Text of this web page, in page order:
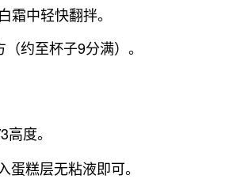
中轻快翻拌。
约至杯子9分满）。
度。
糕层无粘液即可。